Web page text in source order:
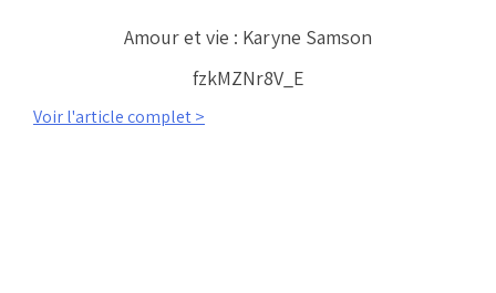
Amour et vie : Karyne Samson
fzkMZNr8V_E
Voir l'article complet >